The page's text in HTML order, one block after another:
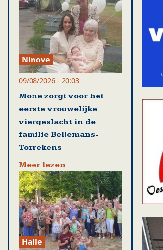
Ninove
09/08/2026 - 20:03
Mone zorgt voor het
eerste vrouwelijke
viergeslacht in de
familie Bellemans-
Torrekens
Meer lezen
Halle